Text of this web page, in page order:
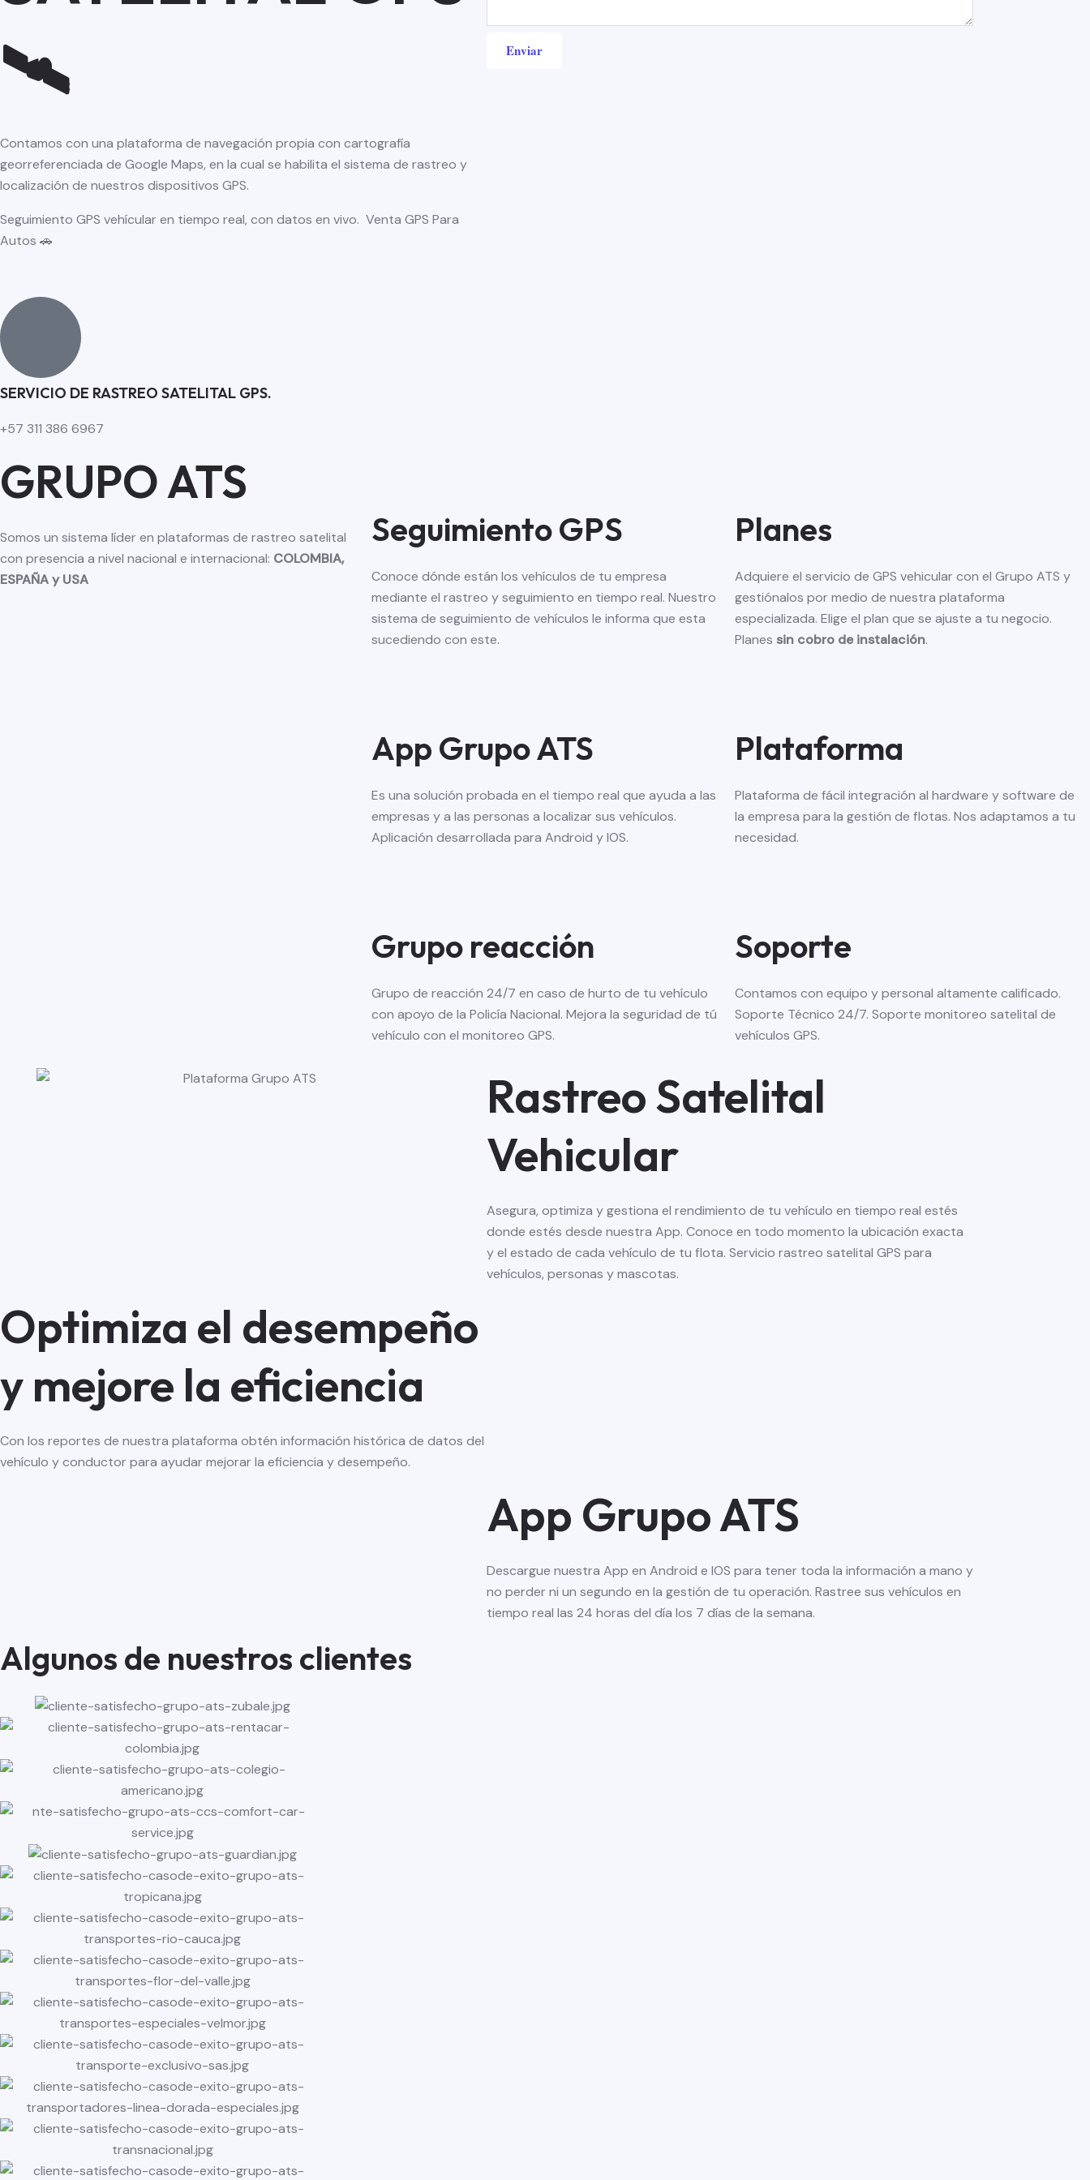
🛰
Contamos con una plataforma de navegación propia con cartografía
georreferenciada de Google Maps, en la cual se habilita el sistema de rastreo y
localización de nuestros dispositivos GPS.
Seguimiento GPS vehícular en tiempo real, con datos en vivo. Venta GPS Para
Autos 🚗
SERVICIO DE RASTREO SATELITAL GPS.
+57 311 386 6967
Enviar
GRUPO ATS
Somos un sistema líder en plataformas de rastreo satelital
con presencia a nivel nacional e internacional: COLOMBIA,
ESPAÑA y USA
Seguimiento GPS
Conoce dónde están los vehículos de tu empresa
mediante el rastreo y seguimiento en tiempo real. Nuestro
sistema de seguimiento de vehículos le informa que esta
sucediendo con este.
Planes
Adquiere el servicio de GPS vehicular con el Grupo ATS y
gestiónalos por medio de nuestra plataforma
especializada. Elige el plan que se ajuste a tu negocio.
Planes sin cobro de instalación.
App Grupo ATS
Es una solución probada en el tiempo real que ayuda a las
empresas y a las personas a localizar sus vehículos.
Aplicación desarrollada para Android y IOS.
Plataforma
Plataforma de fácil integración al hardware y software de
la empresa para la gestión de flotas. Nos adaptamos a tu
necesidad.
Grupo reacción
Grupo de reacción 24/7 en caso de hurto de tu vehículo
con apoyo de la Policía Nacional. Mejora la seguridad de tú
vehículo con el monitoreo GPS.
Soporte
Contamos con equipo y personal altamente calificado.
Soporte Técnico 24/7. Soporte monitoreo satelital de
vehículos GPS.
Rastreo Satelital
Vehicular
Asegura, optimiza y gestiona el rendimiento de tu vehículo en tiempo real estés
donde estés desde nuestra App. Conoce en todo momento la ubicación exacta
y el estado de cada vehículo de tu flota. Servicio rastreo satelital GPS para
vehículos, personas y mascotas.
Optimiza el desempeño
y mejore la eficiencia
Con los reportes de nuestra plataforma obtén información histórica de datos del
vehículo y conductor para ayudar mejorar la eficiencia y desempeño.
App Grupo ATS
Descargue nuestra App en Android e IOS para tener toda la información a mano y
no perder ni un segundo en la gestión de tu operación. Rastree sus vehículos en
tiempo real las 24 horas del día los 7 días de la semana.
Algunos de nuestros clientes